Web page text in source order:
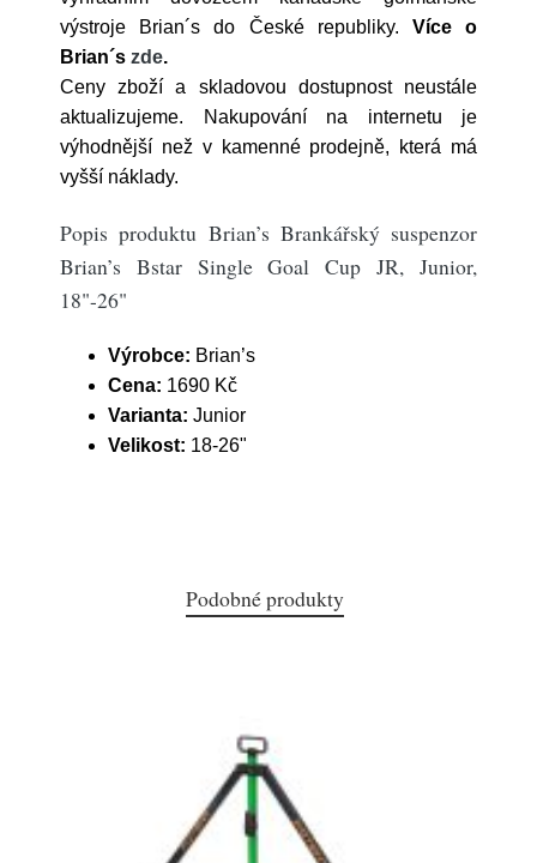
výstroje Brian´s do České republiky. Více o
Brian´s zde.
Ceny zboží a skladovou dostupnost neustále
aktualizujeme. Nakupování na internetu je
výhodnější než v kamenné prodejně, která má
vyšší náklady.
Popis produktu Brian’s Brankářský suspenzor
Brian’s Bstar Single Goal Cup JR, Junior,
18"-26"
Výrobce: Brian’s
Cena: 1690 Kč
Varianta: Junior
Velikost: 18-26"
Podobné produkty